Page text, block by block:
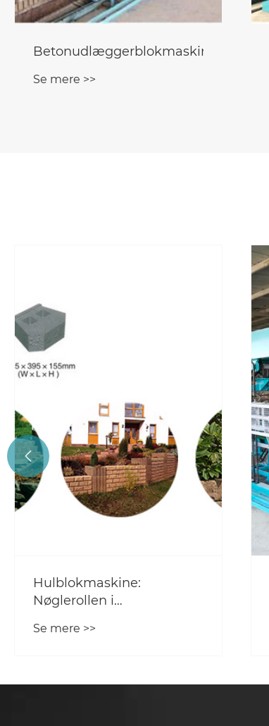
Betonudlæggerblokmaskine
Se mere >>
Hulblokmaskine:
Nøglerollen i
Se mere >>
